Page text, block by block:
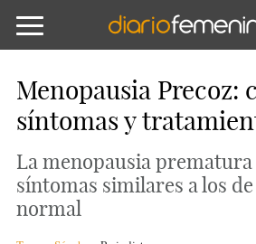
Menopausia Precoz:
síntomas y
La menopausia
síntomas similares a los
normal